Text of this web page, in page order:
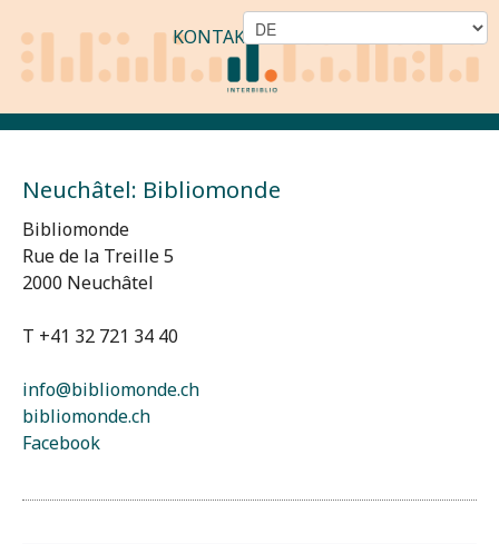
KONTAKT
Neuchâtel: Bibliomonde
Bibliomonde
Rue de la Treille 5
2000 Neuchâtel
T +41 32 721 34 40
info@bibliomonde.ch
bibliomonde.ch
Facebook